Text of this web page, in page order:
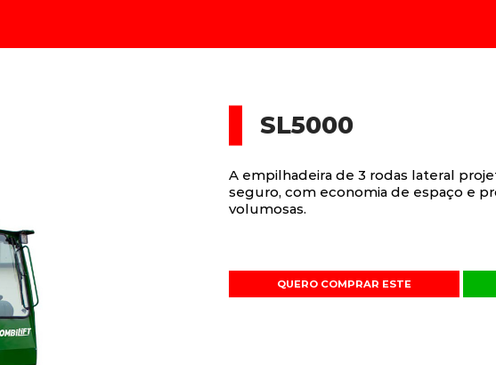
SL5000
A empilhadeira de 3 rodas lateral
seguro, com economia de espaço e
volumosas.
QUERO COMPRAR ESTE